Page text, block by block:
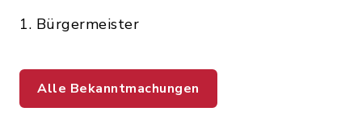
1. Bürgermeister
Alle Bekanntmachungen